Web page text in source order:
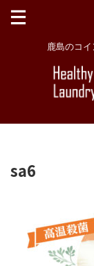
鹿島のコ
sa6